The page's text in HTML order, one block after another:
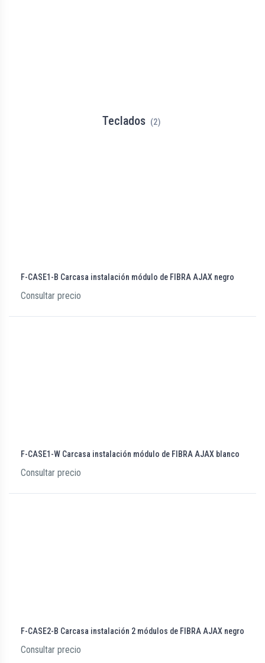
Teclados (2)
F-CASE1-B Carcasa instalación módulo de FIBRA AJAX negro
Consultar precio
F-CASE1-W Carcasa instalación módulo de FIBRA AJAX blanco
Consultar precio
F-CASE2-B Carcasa instalación 2 módulos de FIBRA AJAX negro
Consultar precio